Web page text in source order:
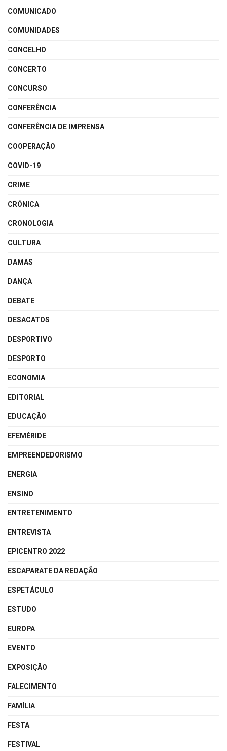
COMUNICADO
COMUNIDADES
CONCELHO
CONCERTO
CONCURSO
CONFERÊNCIA
CONFERÊNCIA DE IMPRENSA
COOPERAÇÃO
COVID-19
CRIME
CRÓNICA
CRONOLOGIA
CULTURA
DAMAS
DANÇA
DEBATE
DESACATOS
DESPORTIVO
DESPORTO
ECONOMIA
EDITORIAL
EDUCAÇÃO
EFEMÉRIDE
EMPREENDEDORISMO
ENERGIA
ENSINO
ENTRETENIMENTO
ENTREVISTA
EPICENTRO 2022
ESCAPARATE DA REDAÇÃO
ESPETÁCULO
ESTUDO
EUROPA
EVENTO
EXPOSIÇÃO
FALECIMENTO
FAMÍLIA
FESTA
FESTIVAL